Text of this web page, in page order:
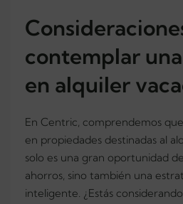
contemplar
en alquiler
En Centric, comprendemos
en propiedades destinadas al
solo es una gran oportunidad
ahorros, sino también una
inteligente. ¿Estás